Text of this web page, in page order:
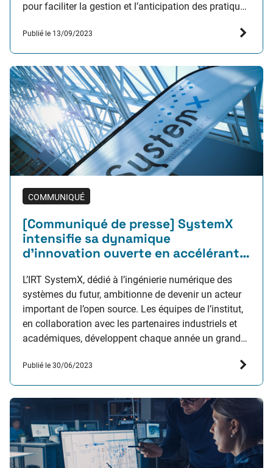
pour faciliter la gestion et l’anticipation des pratiques
de qualité et performante. D’une durée de 3,5 ans, ce
projet…
Publié le 13/09/2023
COMMUNIQUÉ
[Communiqué de presse] SystemX
intensifie sa dynamique
d’innovation ouverte en accélérant
open source
L’IRT SystemX, dédié à l’ingénierie numérique des
systèmes du futur, ambitionne de devenir un acteur
important de l’open source. Les équipes de l’institut,
en collaboration avec les partenaires industriels et
académiques, développent chaque année un grand
données, etc.) dans le cadre de projets et
programmes de recherche. En ouvrant…
Publié le 30/06/2023